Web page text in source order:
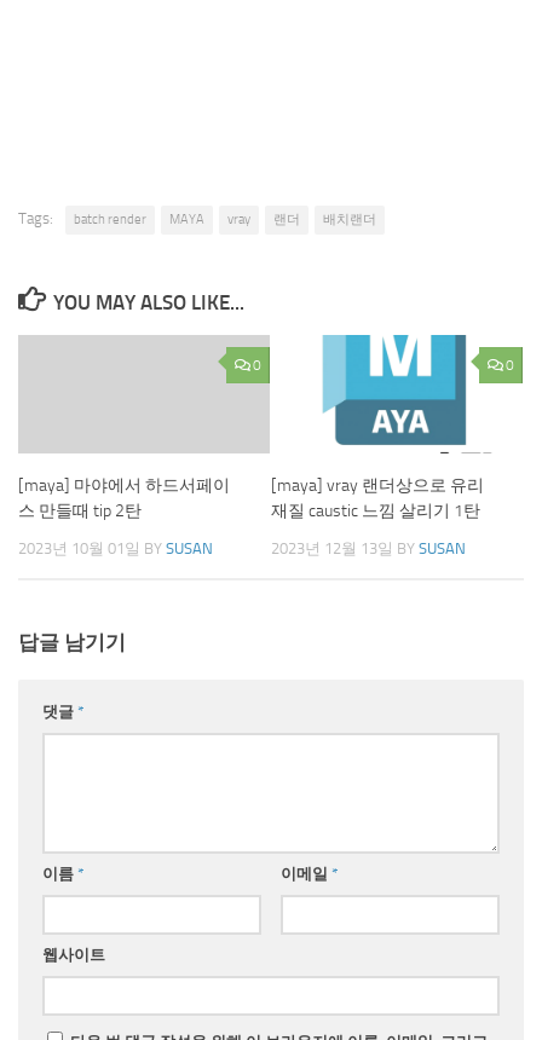
Tags: batch render MAYA vray 랜더 배치랜더
YOU MAY ALSO LIKE...
0
[maya] 마야에서 하드서페이
스 만들때 tip 2탄
2023년 10월 01일 BY SUSAN
0
[maya] vray 랜더상으로 유리
재질 caustic 느낌 살리기 1탄
2023년 12월 13일 BY SUSAN
답글 남기기
댓글 *
이름 * 이메일 *
웹사이트